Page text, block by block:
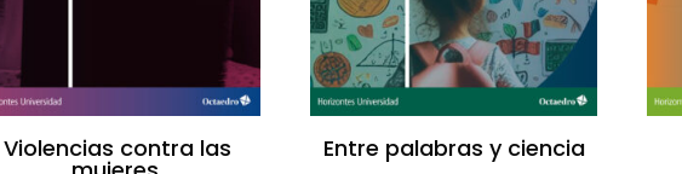
Violencias contra las Entre palabras y ciencia